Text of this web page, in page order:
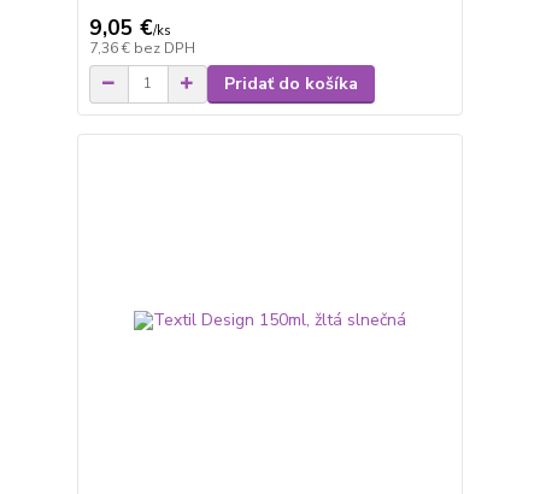
9,05 €/ks
7,36 € bez DPH
Pridať do košíka